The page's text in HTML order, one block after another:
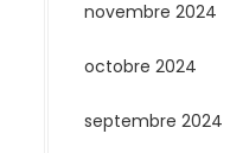
novembre 2024
octobre 2024
septembre 2024